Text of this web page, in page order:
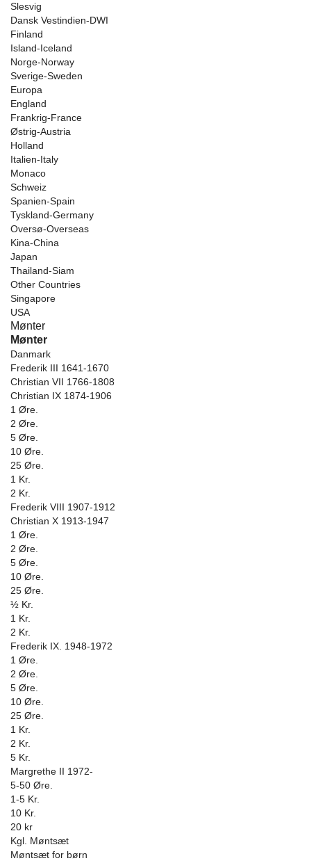
Slesvig
Dansk Vestindien-DWI
Finland
Island-Iceland
Norge-Norway
Sverige-Sweden
Europa
England
Frankrig-France
Østrig-Austria
Holland
Italien-Italy
Monaco
Schweiz
Spanien-Spain
Tyskland-Germany
Oversø-Overseas
Kina-China
Japan
Thailand-Siam
Other Countries
Singapore
USA
Mønter
Mønter
Danmark
Frederik III 1641-1670
Christian VII 1766-1808
Christian IX 1874-1906
1 Øre.
2 Øre.
5 Øre.
10 Øre.
25 Øre.
1 Kr.
2 Kr.
Frederik VIII 1907-1912
Christian X 1913-1947
1 Øre.
2 Øre.
5 Øre.
10 Øre.
25 Øre.
½ Kr.
1 Kr.
2 Kr.
Frederik IX. 1948-1972
1 Øre.
2 Øre.
5 Øre.
10 Øre.
25 Øre.
1 Kr.
2 Kr.
5 Kr.
Margrethe II 1972-
5-50 Øre.
1-5 Kr.
10 Kr.
20 kr
Kgl. Møntsæt
Møntsæt for børn